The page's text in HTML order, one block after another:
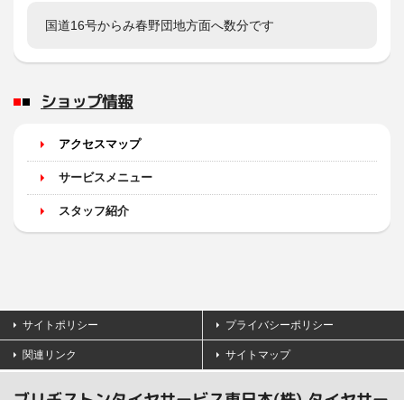
国道16号からみ春野団地方面へ数分です
ショップ情報
アクセスマップ
サービスメニュー
スタッフ紹介
サイトポリシー プライバシーポリシー
関連リンク サイトマップ